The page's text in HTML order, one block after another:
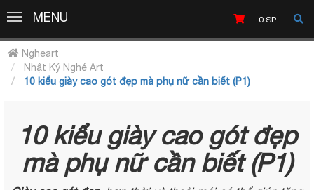
0 SP
MENUMENU
Ngheart
Nhật Ký Nghé Art
10 kiểu giày cao gót đẹp mà phụ nữ cần biết (P1)
10 kiểu giày cao gót đẹp
mà phụ nữ cần biết (P1)